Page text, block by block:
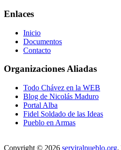
Enlaces
Inicio
Documentos
Contacto
Organizaciones Aliadas
Todo Chávez en la WEB
Blog de Nicolás Maduro
Portal Alba
Fidel Soldado de las Ideas
Pueblo en Armas
Copyright © 2026 serviralpueblo.org.